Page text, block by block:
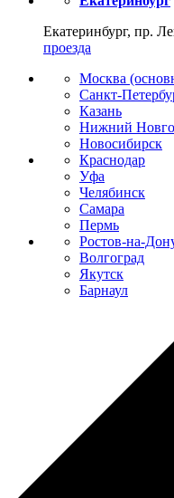
Екатеринбург, пр.
проезда
Москва
Санкт-
Казань
Нижний
Новосибирск
Краснодар
Уфа
Челябинск
Самара
Пермь
Ростов-на-
Волгоград
Якутск
Барнаул